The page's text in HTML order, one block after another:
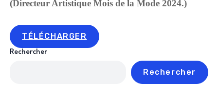
(Directeur Artistique Mois de la Mode 2024.)
TÉLÉCHARGER
Rechercher
Rechercher